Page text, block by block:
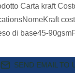
Carta kraft
di base45-
SEND EMAIL TO